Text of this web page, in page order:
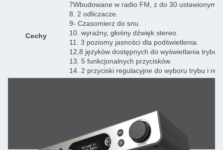
Cechy
7Wbudowane w radio FM, z do 30 ustawionymi
8. 2 odliczacze.
9- Czasomierz do snu.
10. wyraźny, głośny dźwięk stereo.
11. 3 poziomy jasności dla podświetlenia.
12,8 języków dostępnych do wyświetlania trybu.
13. 5 funkcjonalnych przycisków.
14. 2 przyciski regulacyjne do wyboru trybu i